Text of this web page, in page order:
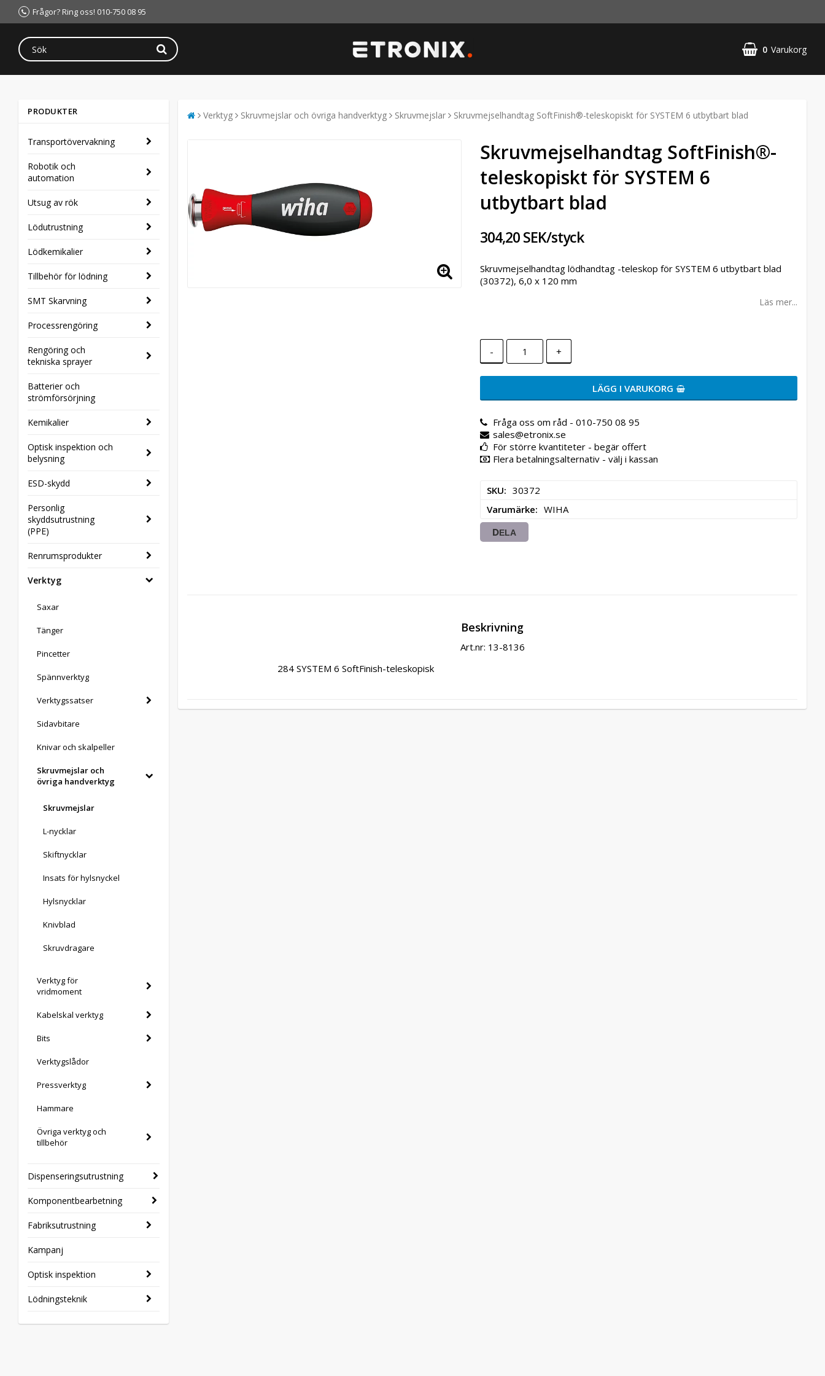
Frågor? Ring oss! 010-750 08 95
0 Varukorg
PRODUKTER
Transportövervakning
Robotik och
automation
Utsug av rök
Lödutrustning
Lödkemikalier
Tillbehör för lödning
SMT Skarvning
Processrengöring
Rengöring och
tekniska sprayer
Batterier och
strömförsörjning
Kemikalier
Optisk inspektion och
belysning
ESD-skydd
Personlig
skyddsutrustning
(PPE)
Renrumsprodukter
Verktyg
Saxar
Tänger
Pincetter
Spännverktyg
Verktygssatser
Sidavbitare
Knivar och skalpeller
Skruvmejslar och
övriga handverktyg
Skruvmejslar
L-nycklar
Skiftnycklar
Insats för hylsnyckel
Hylsnycklar
Knivblad
Skruvdragare
Verktyg för
vridmoment
Kabelskal verktyg
Bits
Verktygslådor
Pressverktyg
Hammare
Övriga verktyg och
tillbehör
Dispenseringsutrustning
Komponentbearbetning
Fabriksutrustning
Kampanj
Optisk inspektion
Lödningsteknik
Verktyg Skruvmejslar och övriga handverktyg Skruvmejslar Skruvmejselhandtag SoftFinish®-teleskopiskt för SYSTEM 6 utbytbart blad
Skruvmejselhandtag SoftFinish®-
teleskopiskt för SYSTEM 6
utbytbart blad
304,20 SEK/styck
Skruvmejselhandtag lödhandtag -teleskop för SYSTEM 6 utbytbart blad
(30372), 6,0 x 120 mm
Läs mer...
- +
LÄGG I VARUKORG
Fråga oss om råd - 010-750 08 95
sales@etronix.se
För större kvantiteter - begär offert
Flera betalningsalternativ - välj i kassan
SKU
30372
Varumärke
WIHA
DELA
Beskrivning
Art.nr: 13-8136
284 SYSTEM 6 SoftFinish-teleskopisk